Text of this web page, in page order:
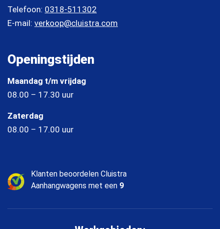
Telefoon: 0318-511302
E-mail: verkoop@cluistra.com
Openingstijden
Maandag t/m vrijdag
08.00 – 17.30 uur
Zaterdag
08.00 – 17.00 uur
Klanten beoordelen Cluistra
Aanhangwagens met een 9